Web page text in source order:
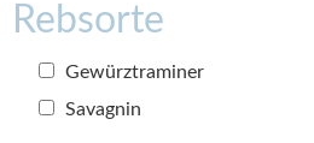
Rebsorte
Gewürztraminer
Savagnin